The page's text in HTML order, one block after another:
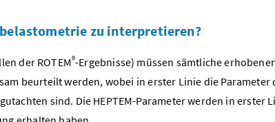
zu interpretieren?
der ROTEM®-Ergebnisse) müssen sämtliche
beurteilt werden, wobei in erster Linie die Parameter
sind. Die HEPTEM-Parameter werden in erster